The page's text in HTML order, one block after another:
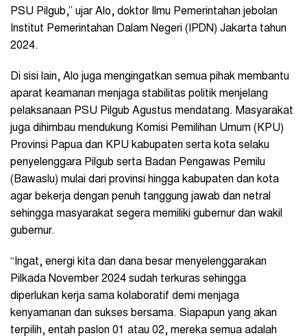
PSU Pilgub,” ujar Alo, doktor Ilmu Pemerintahan jebolan
Institut Pemerintahan Dalam Negeri (IPDN) Jakarta tahun
2024.
Di sisi lain, Alo juga mengingatkan semua pihak membantu
aparat keamanan menjaga stabilitas politik menjelang
pelaksanaan PSU Pilgub Agustus mendatang. Masyarakat
juga dihimbau mendukung Komisi Pemilihan Umum (KPU)
Provinsi Papua dan KPU kabupaten serta kota selaku
penyelenggara Pilgub serta Badan Pengawas Pemilu
(Bawaslu) mulai dari provinsi hingga kabupaten dan kota
agar bekerja dengan penuh tanggung jawab dan netral
sehingga masyarakat segera memiliki gubernur dan wakil
gubernur.
“Ingat, energi kita dan dana besar menyelenggarakan
Pilkada November 2024 sudah terkuras sehingga
diperlukan kerja sama kolaboratif demi menjaga
kenyamanan dan sukses bersama. Siapapun yang akan
terpilih, entah paslon 01 atau 02, mereka semua adalah